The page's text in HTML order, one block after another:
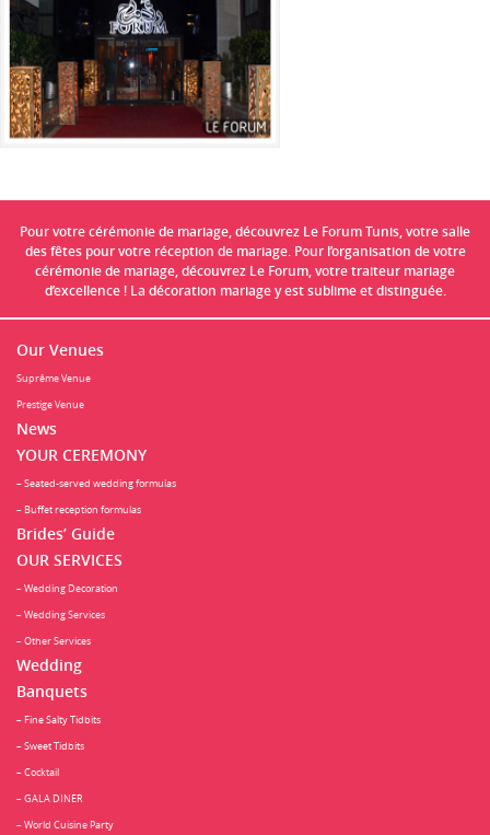
Pour votre cérémonie de mariage, découvrez Le Forum Tunis, votre salle
des fêtes pour votre réception de mariage. Pour l’organisation de votre
cérémonie de mariage, découvrez Le Forum, votre traiteur mariage
d’excellence ! La décoration mariage y est sublime et distinguée.
Our Venues
Suprême Venue
Prestige Venue
News
YOUR CEREMONY
– Seated-served wedding formulas
– Buffet reception formulas
Brides’ Guide
OUR SERVICES
– Wedding Decoration
– Wedding Services
– Other Services
Wedding
Banquets
– Fine Salty Tidbits
– Sweet Tidbits
– Cocktail
– GALA DINER
– World Cuisine Party